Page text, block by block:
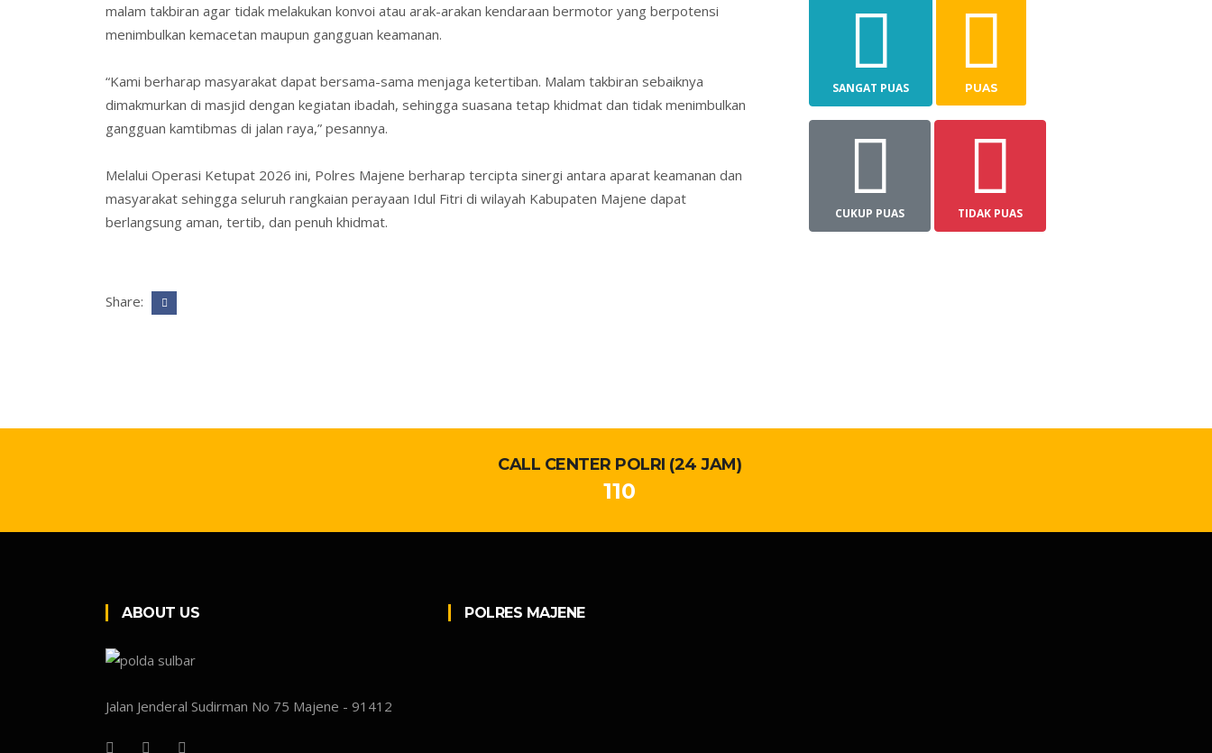
malam takbiran agar tidak melakukan konvoi atau arak-arakan kendaraan bermotor yang berpotensi
menimbulkan kemacetan maupun gangguan keamanan.
“Kami berharap masyarakat dapat bersama-sama menjaga ketertiban. Malam takbiran sebaiknya
dimakmurkan di masjid dengan kegiatan ibadah, sehingga suasana tetap khidmat dan tidak menimbulkan
gangguan kamtibmas di jalan raya,” pesannya.
Melalui Operasi Ketupat 2026 ini, Polres Majene berharap tercipta sinergi antara aparat keamanan dan
masyarakat sehingga seluruh rangkaian perayaan Idul Fitri di wilayah Kabupaten Majene dapat
berlangsung aman, tertib, dan penuh khidmat.
Share:
SANGAT PUAS PUAS
CUKUP PUAS TIDAK PUAS
CALL CENTER POLRI (24 JAM)
110
ABOUT US
Jalan Jenderal Sudirman No 75 Majene - 91412
POLRES MAJENE